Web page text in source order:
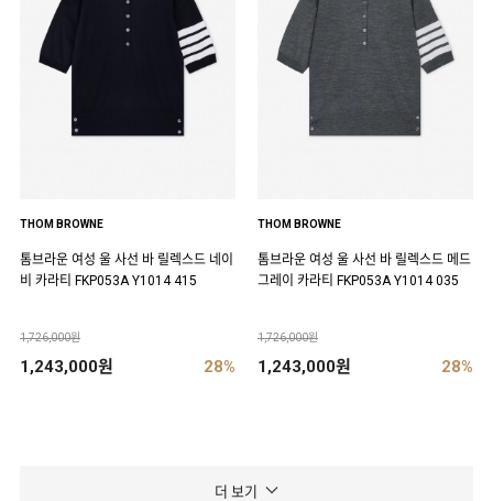
THOM BROWNE
톰브라운 여성 울 사선 바 릴렉스드 네이
비 카라티 FKP053A Y1014 415
1,726,000원
1,243,000원 28%
THOM BROWNE
톰브라운 여성 울 사선 바 릴렉스드 메드
그레이 카라티 FKP053A Y1014 035
1,726,000원
1,243,000원 28%
더 보기